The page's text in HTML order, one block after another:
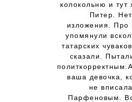
колокольню и тут
Питер.
изложения. Про
упомянули
татарских
сказали.
ваша девочка,
не
Парфеновым.